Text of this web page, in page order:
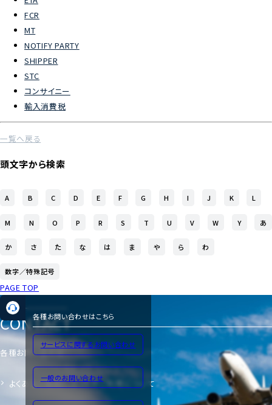
ENGLISH
FCR
MT
NOTIFY PARTY
SHIPPER
STC
コンサイニー
輸入消費税
一覧へ戻る
頭文字から検索
A B C D E F G H I J K L
M N O P R S T U V W Y あ
か さ た な は ま や ら わ
数字／特殊記号
PAGE TOP
各種お問い合わせはこちら
サービスに関するお問い合わせ
一般のお問い合わせ
CONTACT
各種お問い合わせ
よくあるご質問 サイトのご利用について